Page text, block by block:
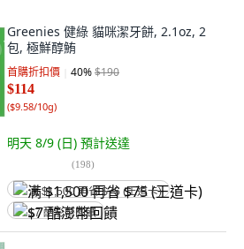
Greenies 健綠 貓咪潔牙餅, 2.1oz, 2
包, 極鮮醇鮪
首購折扣價 40%$190
$114
($9.58/10g)
明天 8/9 (日) 預計送達
(198)
满 $1,500 再省 $75 (王道卡)
$7 酷澎幣回饋